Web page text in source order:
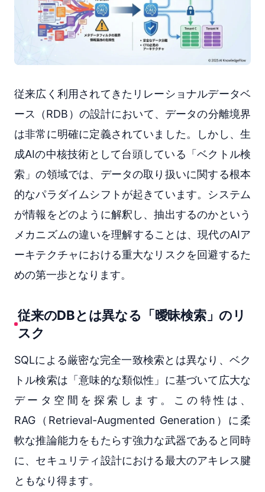
従来広く利用されてきたリレーショナルデータベ
ース（RDB）の設計において、データの分離境界
は非常に明確に定義されていました。しかし、生
成AIの中核技術として台頭している「ベクトル検
索」の領域では、データの取り扱いに関する根本
的なパラダイムシフトが起きています。システム
が情報をどのように解釈し、抽出するのかという
メカニズムの違いを理解することは、現代のAIア
ーキテクチャにおける重大なリスクを回避するた
めの第一歩となります。
従来のDBとは異なる「曖昧検索」のリ
スク
SQLによる厳密な完全一致検索とは異なり、ベク
トル検索は「意味的な類似性」に基づいて広大な
データ空間を探索します。この特性は、
RAG（Retrieval-Augmented Generation）に柔
軟な推論能力をもたらす強力な武器であると同時
に、セキュリティ設計における最大のアキレス腱
ともなり得ます。